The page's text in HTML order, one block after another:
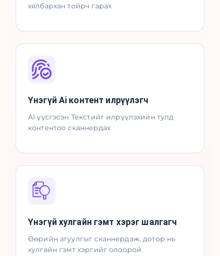
хялбархан тойрч гарах
Үнэгүй Ai контент илрүүлэгч
AI үүсгэсэн Текстийг илрүүлэхийн тулд
контентоо сканнердах
Үнэгүй хулгайн гэмт хэрэг шалгагч
Өөрийн агуулгыг сканнердаж, дотор нь
хулгайн гэмт хэргийг олоорой